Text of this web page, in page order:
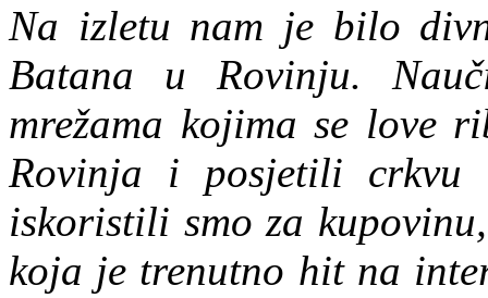
Na izletu nam je bilo
Batana u Rovinju.
mrežama kojima se love
Rovinja i posjetili crkvu
iskoristili smo za
koja je trenutno hit na